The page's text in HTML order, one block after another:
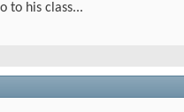
to his class...